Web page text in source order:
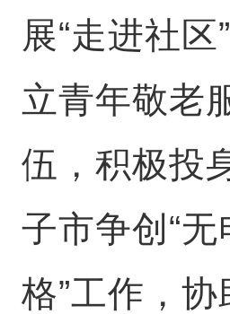
展“走进社区
立青年敬老
伍，积极投
子市争创“无
格”工作，